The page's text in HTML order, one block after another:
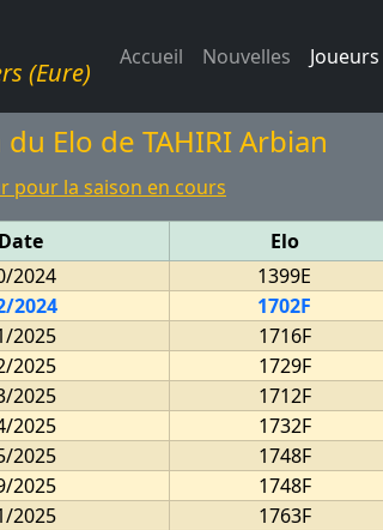
(Eure) Accueil Nouvelles Joueurs
Elo de TAHIRI Arbian
pour la saison en cours
Date Elo
2024
1399E
2024
1702F
2025
1716F
2025
1729F
2025
1712F
2025
1732F
2025
1748F
2025
1748F
2025
1763F